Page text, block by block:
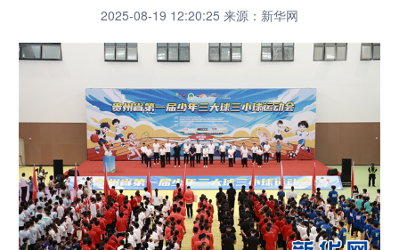
直播
畅游贵州 数字贵州 律动贵州 健康贵州
部门之窗 县区直达
贵阳 遵义
六盘水 毕节 铜仁 黔东南
黔南 黔西南
2025-08-19 12:20:25 来源：新华网